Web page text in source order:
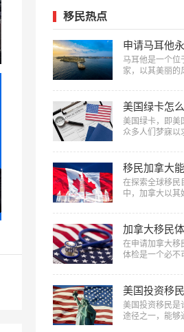
移民热点
马耳他是一个位
家，以其美丽的
申请马耳他移民
的福利和优势。
份需要支付一定
福国际整理的申
费用清单。…
美国绿卡怎
美国绿卡，即美
众多人们梦寐以
常重要的意义。
么申请呢？接下
细解读美国绿卡
件，为你一一
在探索全球移民
中，加拿大以其
及慷慨的福利制
庭与个人的理想
拿大能享受哪些
际将深入剖析移
的主要福利。…
在申请加拿大移
体检是一个必不
状况的重要手段
能够适应加拿大
施。下面美福国
大移民体检项目
检前的准备工作
美国投资移民是
途径之一，能够